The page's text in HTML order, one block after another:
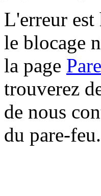
L'erreur est
le blocage
la page
trouverez
de nous
du pare-feu.